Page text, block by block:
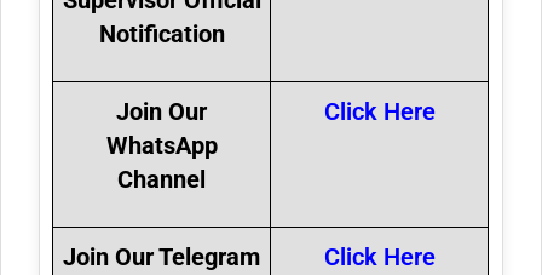
Notification
Join Our
WhatsApp
Channel
Click Here
Join Our Telegram
Click Here